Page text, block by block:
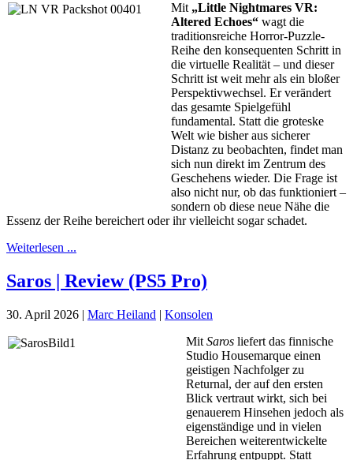
Mit „Little Nightmares VR:
Altered Echoes“ wagt die
traditionsreiche Horror-Puzzle-
Reihe den konsequenten Schritt in
die virtuelle Realität – und dieser
Schritt ist weit mehr als ein bloßer
Perspektivwechsel. Er verändert
das gesamte Spielgefühl
fundamental. Statt die groteske
Welt wie bisher aus sicherer
Distanz zu beobachten, findet man
sich nun direkt im Zentrum des
Geschehens wieder. Die Frage ist
also nicht nur, ob das funktioniert –
sondern ob diese neue Nähe die
Essenz der Reihe bereichert oder ihr vielleicht sogar schadet.
Weiterlesen ...
Saros | Review (PS5 Pro)
30. April 2026 | Marc Heiland | Konsolen
Mit Saros liefert das finnische
Studio Housemarque einen
geistigen Nachfolger zu
Returnal, der auf den ersten
Blick vertraut wirkt, sich bei
genauerem Hinsehen jedoch als
eigenständige und in vielen
Bereichen weiterentwickelte
Erfahrung entpuppt. Statt